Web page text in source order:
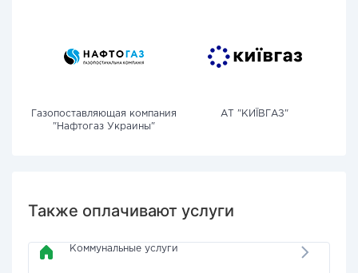
Газопоставляющая компания
"Нафтогаз Украины"
АТ "КИЇВГАЗ"
Также оплачивают услуги
Коммунальные услуги